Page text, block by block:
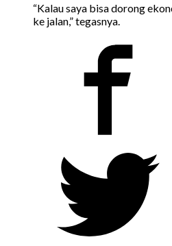
“Kalau saya bisa dorong
ke jalan,” tegasnya.